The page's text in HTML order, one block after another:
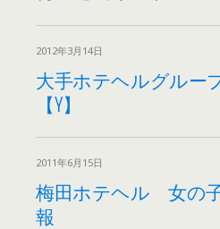
2012年3月14日
大手ホテヘルグルー
【Y】
2011年6月15日
梅田ホテヘル 女の
報